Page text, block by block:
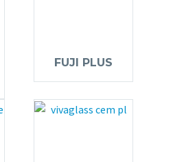
FUJI PLUS